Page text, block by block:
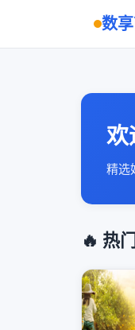
数
欢
精选
🔥 热